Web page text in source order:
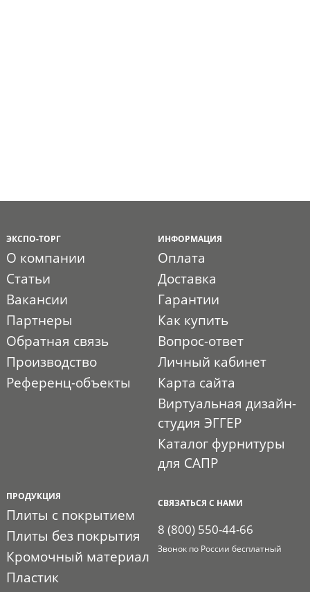
ЭКСПО-ТОРГ
О компании
Статьи
Вакансии
Партнеры
Обратная связь
Производство
Референц-объекты
ИНФОРМАЦИЯ
Оплата
Доставка
Гарантии
Как купить
Вопрос-ответ
Личный кабинет
Карта сайта
Виртуальная дизайн-
студия ЭГГЕР
Каталог фурнитуры
для САПР
ПРОДУКЦИЯ
Плиты с покрытием
Плиты без покрытия
Кромочный материал
Пластик
СВЯЗАТЬСЯ С НАМИ
8 (800) 550-44-66
Звонок по России бесплатный